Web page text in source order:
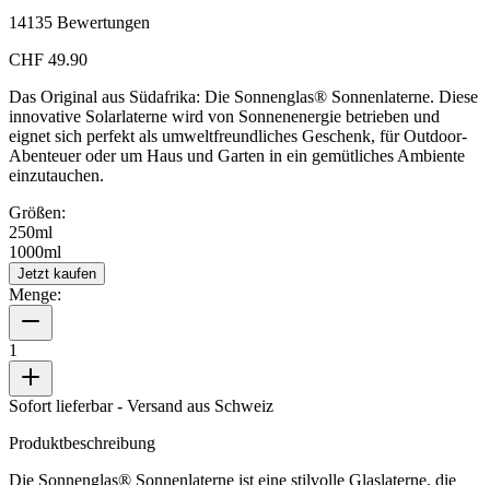
14135 Bewertungen
CHF 49.90
Das Original aus Südafrika: Die Sonnenglas® Sonnenlaterne. Diese
innovative Solarlaterne wird von Sonnenenergie betrieben und
eignet sich perfekt als umweltfreundliches Geschenk, für Outdoor-
Abenteuer oder um Haus und Garten in ein gemütliches Ambiente
einzutauchen.
Größen:
250ml
1000ml
Jetzt kaufen
Menge:
1
Sofort lieferbar - Versand aus Schweiz
Produktbeschreibung
Die Sonnenglas® Sonnenlaterne ist eine stilvolle Glaslaterne, die